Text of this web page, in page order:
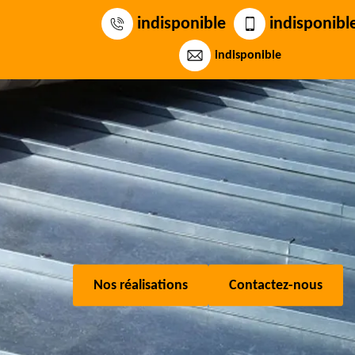
indisponible
indisponible
Nos réalisations Contactez-nous